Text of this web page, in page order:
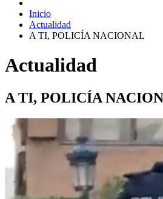
Inicio
Actualidad
A TI, POLICÍA NACIONAL
Actualidad
A TI, POLICÍA